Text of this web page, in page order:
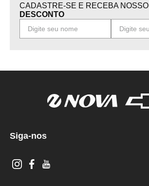
CADASTRE-SE E RECEBA NOSSO
DESCONTO
Siga-nos